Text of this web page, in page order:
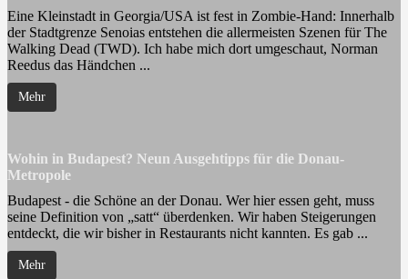
Eine Kleinstadt in Georgia/USA ist fest in Zombie-Hand: Innerhalb
der Stadtgrenze Senoias entstehen die allermeisten Szenen für The
Walking Dead (TWD). Ich habe mich dort umgeschaut, Norman
Reedus das Händchen ...
Mehr
Wohin in Budapest? Neun Ausgehtipps für die Donau-
Metropole
Budapest - die Schöne an der Donau. Wer hier essen geht, muss
seine Definition von „satt“ überdenken. Wir haben Steigerungen
entdeckt, die wir bisher in Restaurants nicht kannten. Es gab ...
Mehr